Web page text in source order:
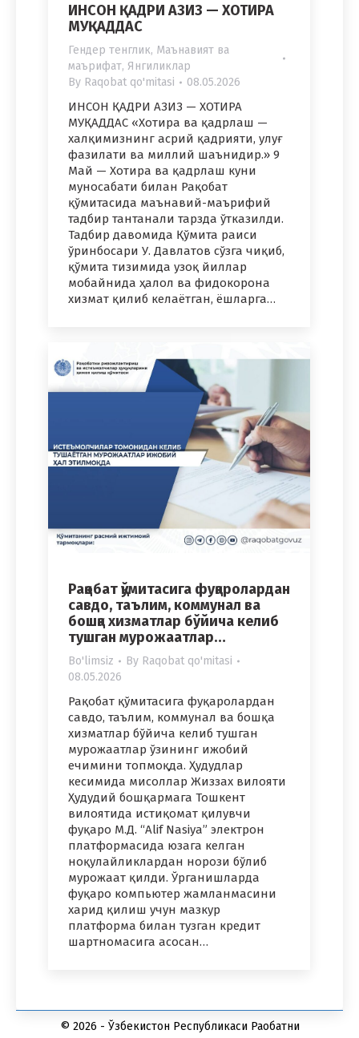
ИНСОН ҚАДРИ АЗИЗ — ХОТИРА
МУҚАДДАС
Гендер тенглик, Маънавият ва
маърифат, Янгиликлар
By Raqobat qo'mitasi 08.05.2026
ИНСОН ҚАДРИ АЗИЗ — ХОТИРА
МУҚАДДАС «Хотира ва қадрлаш —
халқимизнинг асрий қадрияти, улуғ
фазилати ва миллий шаънидир.» 9
Май — Хотира ва қадрлаш куни
муносабати билан Рақобат
қўмитасида маънавий-маърифий
тадбир тантанали тарзда ўтказилди.
Тадбир давомида Қўмита раиси
ўринбосари У. Давлатов сўзга чиқиб,
қўмита тизимида узоқ йиллар
мобайнида ҳалол ва фидокорона
хизмат қилиб келаётган, ёшларга…
Рақобат қўмитасига фуқаролардан
савдо, таълим, коммунал ва
бошқа хизматлар бўйича келиб
тушган мурожаатлар…
Bo'limsiz By Raqobat qo'mitasi
08.05.2026
Рақобат қўмитасига фуқаролардан
савдо, таълим, коммунал ва бошқа
хизматлар бўйича келиб тушган
мурожаатлар ўзининг ижобий
ечимини топмоқда. Ҳудудлар
кесимида мисоллар Жиззах вилояти
Ҳудудий бошқармага Тошкент
вилоятида истиқомат қилувчи
фуқаро М.Д. “Alif Nasiya” электрон
платформасида юзага келган
ноқулайликлардан норози бўлиб
мурожаат қилди. Ўрганишларда
фуқаро компьютер жамланмасини
харид қилиш учун мазкур
платформа билан тузган кредит
шартномасига асосан…
© 2026 - Ўзбекистон Республикаси Рақобатни